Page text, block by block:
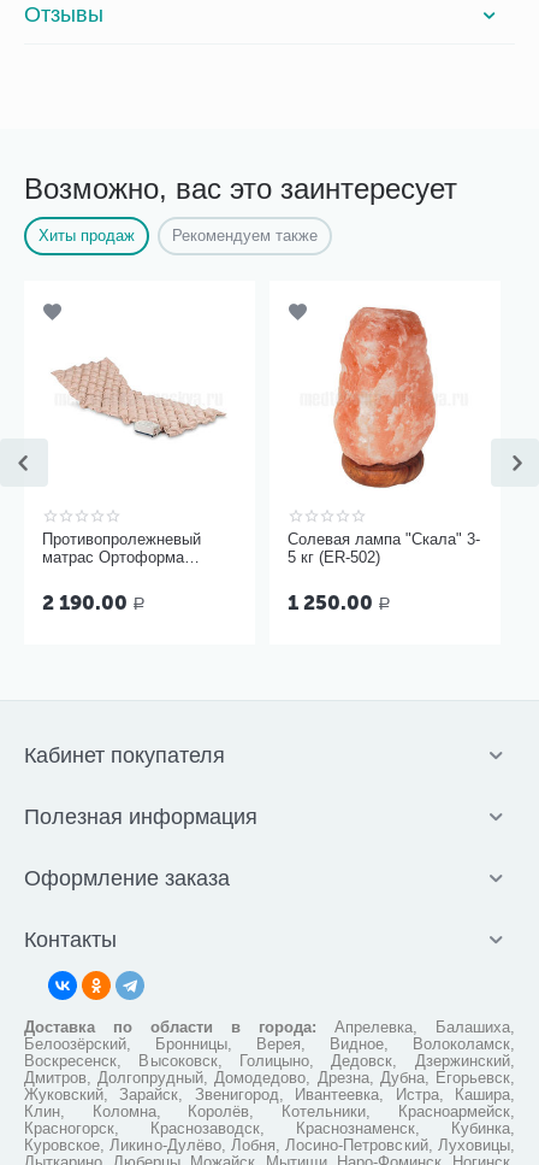
Отзывы
Возможно, вас это заинтересует
Хиты продаж Рекомендуем также
Противопролежневый
матрас Ортоформа
2 190.00 Р
Солевая лампа "Скала" 3-
5 кг (ER-502)
1 250.00 Р
Кабинет покупателя
Полезная информация
Оформление заказа
Контакты
Доставка по области в города: Апрелевка, Балашиха,
Белоозёрский, Бронницы, Верея, Видное, Волоколамск,
Воскресенск, Высоковск, Голицыно, Дедовск, Дзержинский,
Дмитров, Долгопрудный, Домодедово, Дрезна, Дубна, Егорьевск,
Жуковский, Зарайск, Звенигород, Ивантеевка, Истра, Кашира,
Клин, Коломна, Королёв, Котельники, Красноармейск,
Красногорск, Краснозаводск, Краснознаменск, Кубинка,
Куровское, Ликино-Дулёво, Лобня, Лосино-Петровский, Луховицы,